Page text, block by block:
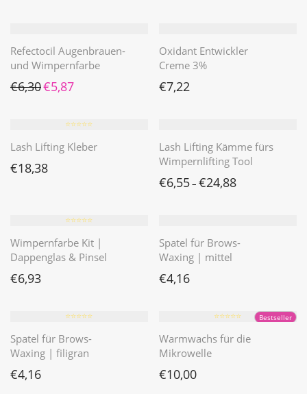
Refectocil Augenbrauen-
und Wimpernfarbe
€6,30 Ursprünglicher Preis war: €6,30
€5,87Aktueller Preis ist: €5,87.
Oxidant Entwickler
Creme 3%
€7,22
⭐️⭐️⭐️⭐️⭐️
Lash Lifting Kleber
€18,38
Lash Lifting Kämme fürs
Wimpernlifting Tool
€6,55– €24,88
⭐️⭐️⭐️⭐️⭐️
Wimpernfarbe Kit |
Dappenglas & Pinsel
€6,93
Spatel für Brows-
Waxing | mittel
€4,16
⭐️⭐️⭐️⭐️⭐️
Spatel für Brows-
Waxing | filigran
€4,16
Bestseller
⭐️⭐️⭐️⭐️⭐️
Warmwachs für die
Mikrowelle
€10,00